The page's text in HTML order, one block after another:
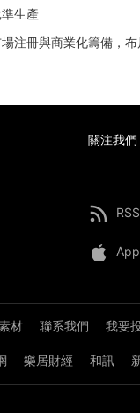
生產
注冊與商業化籌備，
關注我們
材 聯系我們 我要
樂居財經 和訊